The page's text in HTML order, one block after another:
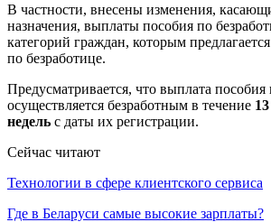
В частности, внесены изменения,
назначения, выплаты пособия по
категорий граждан, которым
по безработице.
Предусматривается, что выплата пособия
осуществляется безработным в течение
недель с даты их регистрации.
Сейчас читают
Технологии в сфере клиентского сервиса
Где в Беларуси самые высокие зарплаты?